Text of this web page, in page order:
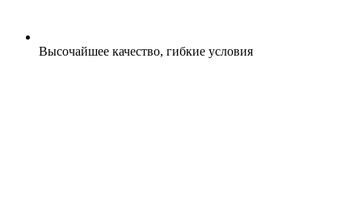
Высочайшее качество, гибкие условия